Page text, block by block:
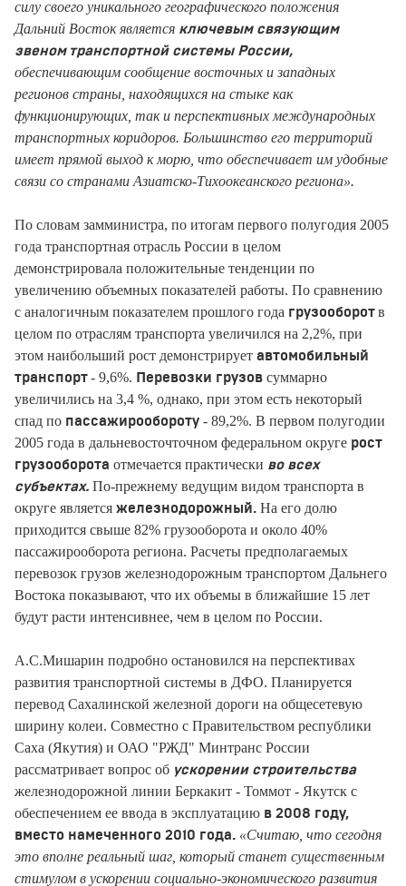
силу своего уникального географического положения
Дальний Восток является ключевым связующим
звеном транспортной системы России,
обеспечивающим сообщение восточных и западных
регионов страны, находящихся на стыке как
функционирующих, так и перспективных международных
транспортных коридоров. Большинство его территорий
имеет прямой выход к морю, что обеспечивает им удобные
связи со странами Азиатско-Тихоокеанского региона».
По словам замминистра, по итогам первого полугодия 2005
года транспортная отрасль России в целом
демонстрировала положительные тенденции по
увеличению объемных показателей работы. По сравнению
с аналогичным показателем прошлого года грузооборотв
целом по отраслям транспорта увеличился на 2,2%, при
этом наибольший рост демонстрирует автомобильный
транспорт- 9,6%. Перевозки грузов суммарно
увеличились на 3,4 %, однако, при этом есть некоторый
спад по пассажирообороту - 89,2%. В первом полугодии
2005 года в дальневосточточном федеральном округе рост
грузооборота отмечается практически во всех
субъектах. По-прежнему ведущим видом транспорта в
округе является железнодорожный. На его долю
приходится свыше 82% грузооборота и около 40%
пассажирооборота региона. Расчеты предполагаемых
перевозок грузов железнодорожным транспортом Дальнего
Востока показывают, что их объемы в ближайшие 15 лет
будут расти интенсивнее, чем в целом по России.
А.С.Мишарин подробно остановился на перспективах
развития транспортной системы в ДФО. Планируется
перевод Сахалинской железной дороги на общесетевую
ширину колеи. Совместно с Правительством республики
Саха (Якутия) и ОАО "РЖД" Минтранс России
рассматривает вопрос об ускорении строительства
железнодорожной линии Беркакит - Томмот - Якутск с
обеспечением ее ввода в эксплуатацию в 2008 году,
вместо намеченного 2010 года. «Считаю, что сегодня
это вполне реальный шаг, который станет существенным
стимулом в ускорении социально-экономического развития